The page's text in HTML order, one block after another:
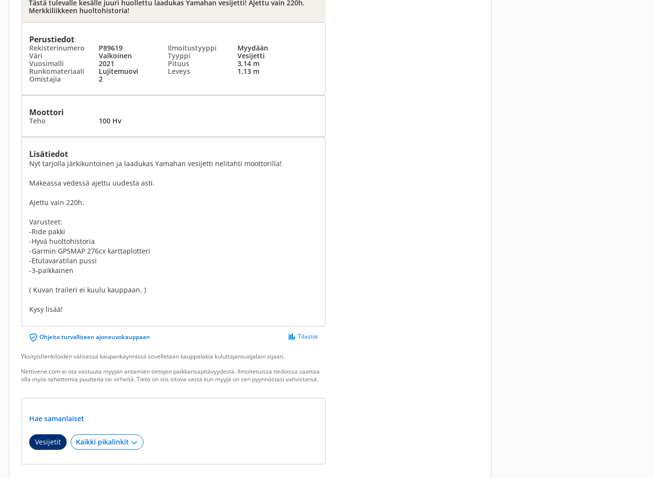
Tästä tulevalle kesälle juuri huollettu laadukas Yamahan vesijetti! Ajettu vain 220h.
Merkkiliikkeen huoltohistoria!
Perustiedot
Rekisterinumero P89619 Ilmoitustyyppi
Myydään
Väri
Valkoinen Tyyppi
Vesijetti
Vuosimalli
2021 Pituus
3,14 m
Runkomateriaali
Lujitemuovi Leveys
1,13 m
Omistajia
2
Moottori
Teho 100 Hv
Lisätiedot
Nyt tarjolla järkikuntoinen ja laadukas Yamahan vesijetti nelitahti moottorilla!
Makeassa vedessä ajettu uudesta asti.
Ajettu vain 220h.
Varusteet:
-Ride pakki
-Hyvä huoltohistoria
-Garmin GPSMAP 276cx karttaplotteri
-Etutavaratilan pussi
-3-paikkainen
( Kuvan traileri ei kuulu kauppaan. )
Kysy lisää!
Ohjeita turvalliseen ajoneuvokauppaan Tilastot
Yksityishenkilöiden välisessä kaupankäynnissä sovelletaan kauppalakia kuluttajansuojalain sijaan.
Nettivene.com ei ota vastuuta myyjän antamien tietojen paikkansapitävyydestä. Ilmoitetuissa tiedoissa saattaa
olla myös tahattomia puutteita tai virheitä. Tieto on siis sitova vasta kun myyjä on sen pyynnöstäsi vahvistanut.
Hae samanlaiset
Vesijetit